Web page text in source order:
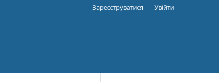
Зареєструватися Увійти